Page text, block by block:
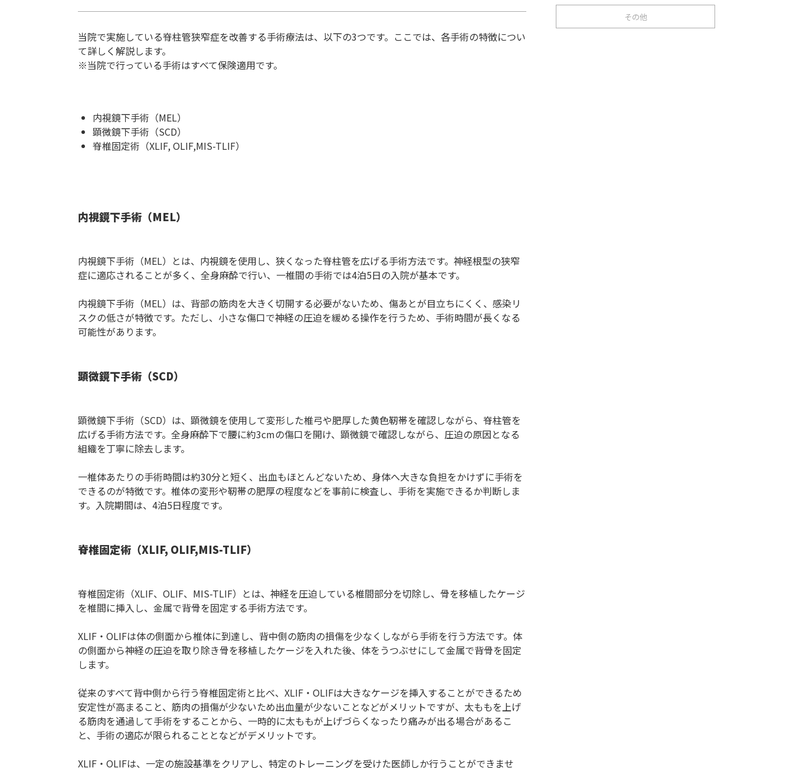
当院で実施している脊柱管狭窄症を改善する手術療法は、以下の3つです。ここでは、各手術の特徴につい
て詳しく解説します。
※当院で行っている手術はすべて保険適用です。
内視鏡下手術（MEL）
顕微鏡下手術（SCD）
脊椎固定術（XLIF, OLIF,MIS-TLIF）
内視鏡下手術（MEL）
内視鏡下手術（MEL）とは、内視鏡を使用し、狭くなった脊柱管を広げる手術方法です。神経根型の狭窄
症に適応されることが多く、全身麻酔で行い、一椎間の手術では4泊5日の入院が基本です。
内視鏡下手術（MEL）は、背部の筋肉を大きく切開する必要がないため、傷あとが目立ちにくく、感染リ
スクの低さが特徴です。ただし、小さな傷口で神経の圧迫を緩める操作を行うため、手術時間が長くなる
可能性があります。
顕微鏡下手術（SCD）
顕微鏡下手術（SCD）は、顕微鏡を使用して変形した椎弓や肥厚した黄色靭帯を確認しながら、脊柱管を
広げる手術方法です。全身麻酔下で腰に約3cmの傷口を開け、顕微鏡で確認しながら、圧迫の原因となる
組織を丁寧に除去します。
一椎体あたりの手術時間は約30分と短く、出血もほとんどないため、身体へ大きな負担をかけずに手術を
できるのが特徴です。椎体の変形や靭帯の肥厚の程度などを事前に検査し、手術を実施できるか判断しま
す。入院期間は、4泊5日程度です。
脊椎固定術（XLIF, OLIF,MIS-TLIF）
脊椎固定術（XLIF、OLIF、MIS-TLIF）とは、神経を圧迫している椎間部分を切除し、骨を移植したケージ
を椎間に挿入し、金属で背骨を固定する手術方法です。
XLIF・OLIFは体の側面から椎体に到達し、背中側の筋肉の損傷を少なくしながら手術を行う方法です。体
の側面から神経の圧迫を取り除き骨を移植したケージを入れた後、体をうつぶせにして金属で背骨を固定
します。
従来のすべて背中側から行う脊椎固定術と比べ、XLIF・OLIFは大きなケージを挿入することができるため
安定性が高まること、筋肉の損傷が少ないため出血量が少ないことなどがメリットですが、太ももを上げ
る筋肉を通過して手術をすることから、一時的に太ももが上げづらくなったり痛みが出る場合があるこ
と、手術の適応が限られることとなどがデメリットです。
XLIF・OLIFは、一定の施設基準をクリアし、特定のトレーニングを受けた医師しか行うことができませ
その他